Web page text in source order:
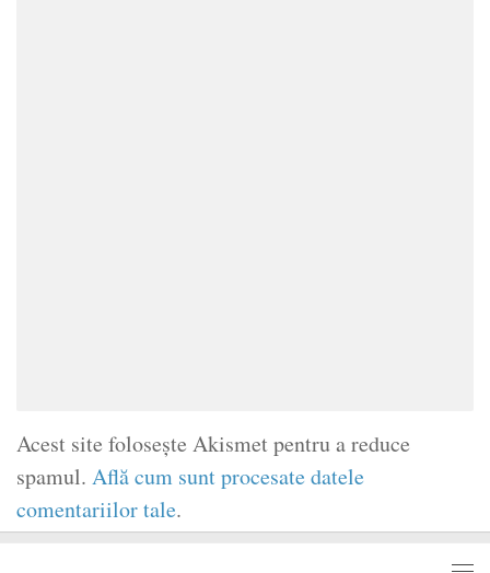
Acest site folosește Akismet pentru a reduce
spamul. Află cum sunt procesate datele
comentariilor tale.